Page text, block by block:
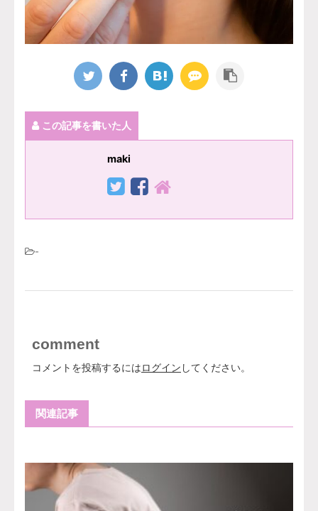
この記事を書いた人
maki
-
comment
コメントを投稿するにはログイン してください。
関連記事